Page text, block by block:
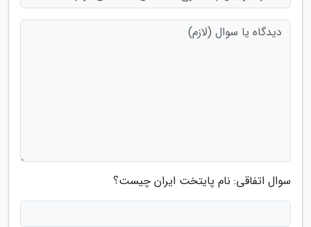
سوال اتفاقی: نام پایتخت ایران چیست؟